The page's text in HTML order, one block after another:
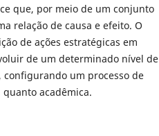
que, por meio de um conjunto
relação de causa e efeito. O
de ações estratégicas em
de um determinado nível de
um processo de
acadêmica.